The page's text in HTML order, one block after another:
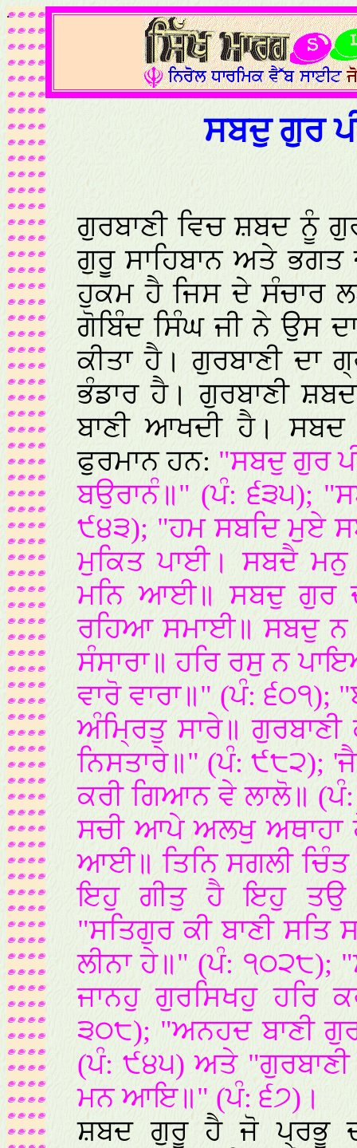
.
ਸਬਦੁ ਗੁਰ
ਗੁਰਬਾਣੀ ਵਿਚ ਸ਼ਬਦ ਨੂੰ
ਗੁਰੂ ਸਾਹਿਬਾਨ ਅਤੇ
ਹੁਕਮ ਹੈ ਜਿਸ ਦੇ ਸੰਚਾਰ
ਗੋਬਿੰਦ ਸਿੰਘ ਜੀ ਨੇ ਉਸ
ਕੀਤਾ ਹੈ। ਗੁਰਬਾਣੀ ਦਾ
ਭੰਡਾਰ ਹੈ। ਗੁਰਬਾਣੀ
ਬਾਣੀ ਆਖਦੀ ਹੈ।
ਫੁਰਮਾਨ ਹਨ: "ਸਬਦੁ ਗੁਰ
ਬਉਰਾਨੰ॥" (ਪੰ: ੬੩੫);
੯੪੩); "ਹਮ ਸਬਦਿ ਮੁਏ
ਮੁਕਿਤ ਪਾਈ। ਸਬਦੈ
ਮਨਿ ਆਈ॥ ਸਬਦੁ ਗੁਰ
ਰਹਿਆ ਸਮਾਈ॥ ਸਬਦੁ
ਸੰਸਾਰਾ॥ ਹਰਿ ਰਸੁ ਨ
ਵਾਰੋ ਵਾਰਾ॥" (ਪੰ: ੬੦੧);
ਅੰਮ੍ਰਿਤੁ ਸਾਰੇ॥
ਨਿਸਤਾਰੇ॥" (ਪੰ: ੯੮੨);
ਕਰੀ ਗਿਆਨ ਵੇ ਲਾਲੋ॥ (ਪੰ:
ਸਚੀ ਆਪੇ ਅਲਖੁ ਅਥਾਹਾ
ਆਈ॥ ਤਿਨਿ ਸਗਲੀ ਚਿੰਤ
ਇਹੁ ਗੀਤੁ ਹੈ ਇਹੁ ਤਉ
"ਸਤਿਗੁਰ ਕੀ ਬਾਣੀ
ਲੀਨਾ ਹੇ॥" (ਪੰ: ੧੦੨੮);
ਜਾਨਹੁ ਗੁਰਸਿਖਹੁ ਹਰਿ
੩੦੮); "ਅਨਹਦ ਬਾਣੀ
(ਪੰ: ੯੪੫) ਅਤੇ
ਮਨ ਆਇ॥" (ਪੰ: ੬੭)।
ਸ਼ਬਦ ਗੁਰੂ ਹੈ ਜੋ ਪ੍ਰਭੂ